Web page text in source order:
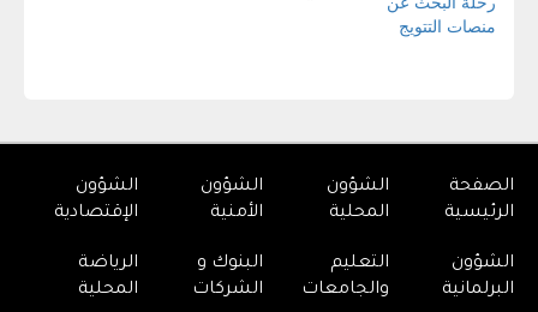
الصفحة
الرئيسية
الشؤون
المحلية
الشؤون
الأمنية
الشؤون
الإقتصادية
الشؤون
البرلمانية
التعليم
والجامعات
البنوك و
الشركات
الرياضة
المحلية